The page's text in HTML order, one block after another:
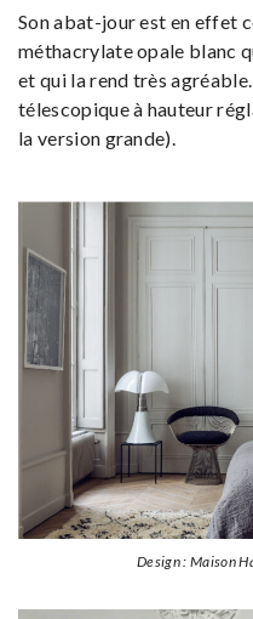
Son abat-jour est en effet
méthacrylate opale blanc
et qui la rend très
télescopique à hauteur
la version grande).
Design : Maison